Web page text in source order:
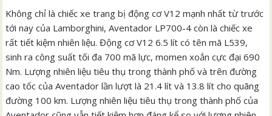
Không chỉ là chiếc xe trang bị động cơ V12 mạnh nhất từ trước
tới nay của Lamborghini, Aventador LP700-4 còn là chiếc xe
rất tiết kiệm nhiên liệu. Động cơ V12 6.5 lít có tên mã L539,
sinh ra công suất tối đa 700 mã lực, momen xoắn cực đại 690
Nm. Lượng nhiên liệu tiêu thụ trong thành phố và trên đường
cao tốc của Aventador lần lượt là 21.4 lít và 13.8 lít cho quãng
đường 100 km. Lượng nhiên liệu tiêu thụ trong thành phố của